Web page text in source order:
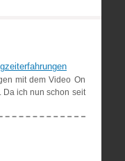
mit dem Video On
Da ich nun schon seit